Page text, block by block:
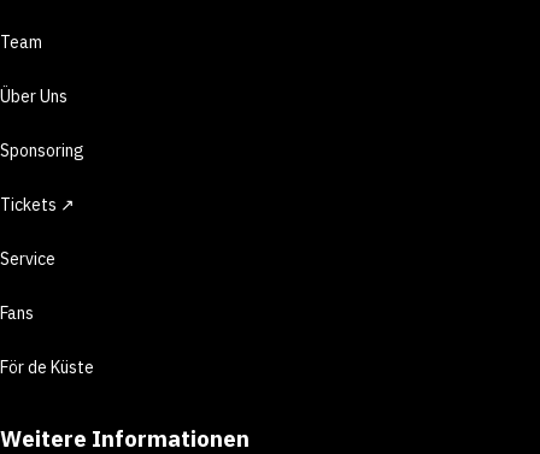
Team
Über Uns
Sponsoring
Tickets ↗
Service
Fans
För de Küste
Weitere Informationen